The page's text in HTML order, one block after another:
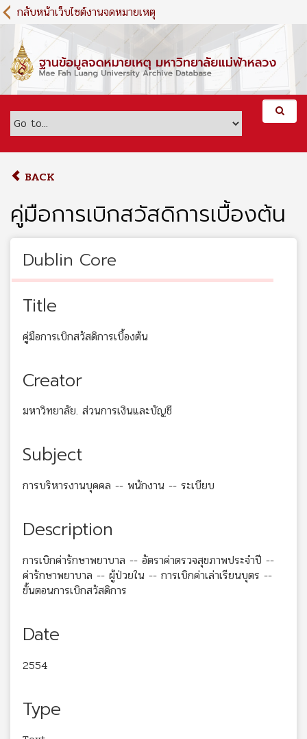
S
k
m
c
กลับหน้าเว็บไซต์งานจดหมายเหตุ
BACK
คู่มือการเบิกสวัสดิการเบื้องต้น
Dublin Core
Title
คู่มือการเบิกสวัสดิการเบื้องต้น
Creator
มหาวิทยาลัย. ส่วนการเงินและบัญชี
Subject
การบริหารงานบุคคล -- พนักงาน -- ระเบียบ
Description
การเบิกค่ารักษาพยาบาล -- อัตราค่าตรวจสุขภาพประจำปี --
ค่ารักษาพยาบาล -- ผู้ป่วยใน -- การเบิกค่าเล่าเรียนบุตร --
ขั้นตอนการเบิกสวัสดิการ
Date
2554
Type